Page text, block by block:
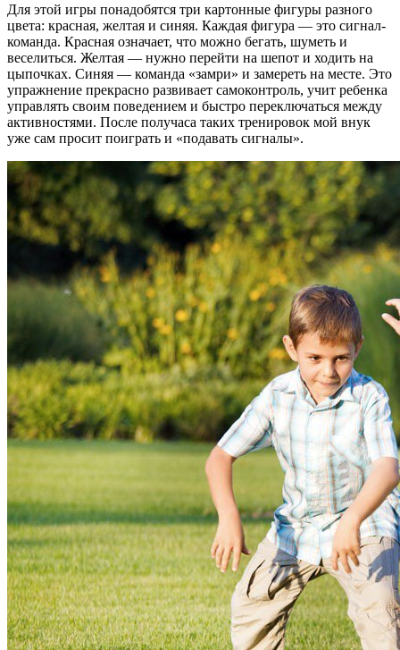
Для этой игры понадобятся три картонные фигуры разного
цвета: красная, желтая и синяя. Каждая фигура — это сигнал-
команда. Красная означает, что можно бегать, шуметь и
веселиться. Желтая — нужно перейти на шепот и ходить на
цыпочках. Синяя — команда «замри» и замереть на месте. Это
упражнение прекрасно развивает самоконтроль, учит ребенка
управлять своим поведением и быстро переключаться между
активностями. После получаса таких тренировок мой внук
уже сам просит поиграть и «подавать сигналы».